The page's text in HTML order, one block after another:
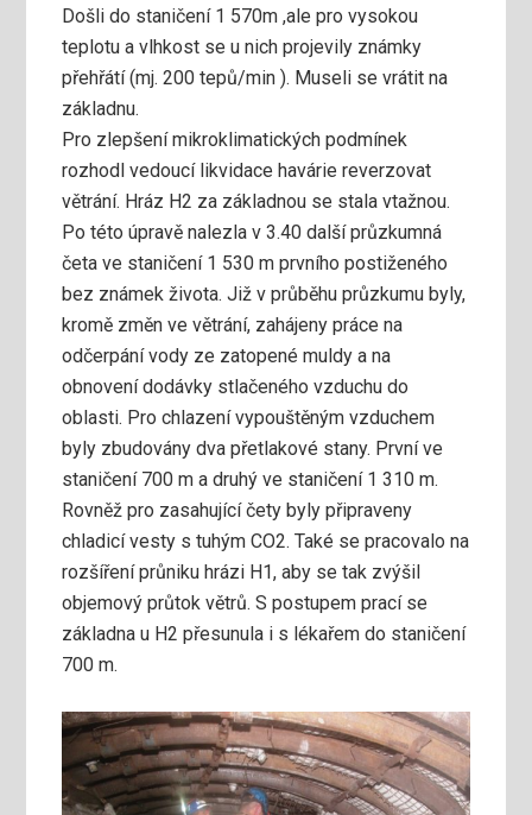
Došli do staničení 1 570m ,ale pro vysokou
teplotu a vlhkost se u nich projevily známky
přehřátí (mj. 200 tepů/min ). Museli se vrátit na
základnu.
Pro zlepšení mikroklimatických podmínek
rozhodl vedoucí likvidace havárie reverzovat
větrání. Hráz H2 za základnou se stala vtažnou.
Po této úpravě nalezla v 3.40 další průzkumná
četa ve staničení 1 530 m prvního postiženého
bez známek života. Již v průběhu průzkumu byly,
kromě změn ve větrání, zahájeny práce na
odčerpání vody ze zatopené muldy a na
obnovení dodávky stlačeného vzduchu do
oblasti. Pro chlazení vypouštěným vzduchem
byly zbudovány dva přetlakové stany. První ve
staničení 700 m a druhý ve staničení 1 310 m.
Rovněž pro zasahující čety byly připraveny
chladicí vesty s tuhým CO2. Také se pracovalo na
rozšíření průniku hrázi H1, aby se tak zvýšil
objemový průtok větrů. S postupem prací se
základna u H2 přesunula i s lékařem do staničení
700 m.